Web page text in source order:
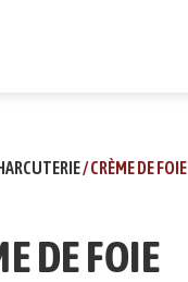
/ CRÈME DE FOIE
DE FOIE